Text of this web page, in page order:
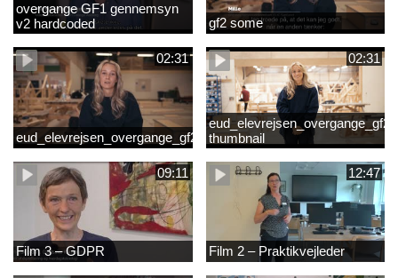
overgange GF1 gennemsyn
v2 hardcoded
gf2 some
02:31
eud_elevrejsen_overgange_gf2
02:31
thumbnail
09:11
Film 3 – GDPR
12:47
Film 2 – Praktikvejleder